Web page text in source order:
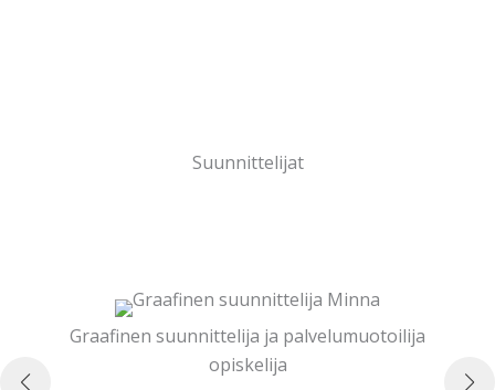
Suunnittelijat
Graafinen suunnittelija ja palvelumuotoilija
opiskelija